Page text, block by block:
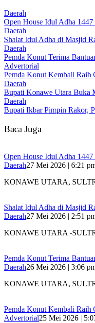
Daerah
Open House Idul Adha 1447
Daerah
Shalat Idul Adha di Masjid
Daerah
Pemda Konut Terima
Advertorial
Pemda Konut Kembali
Daerah
Bupati Konawe Utara Buka
Daerah
Bupati Ikbar Pimpin Rakor,
Baca Juga
Open House Idul Adha 1447
Daerah27 Mei 2026 | 6:21
KONAWE UTARA,
Shalat Idul Adha di Masjid
Daerah27 Mei 2026 | 2:51
KONAWE UTARA -
Pemda Konut Terima
Daerah26 Mei 2026 | 3:06
KONAWE UTARA,
Pemda Konut Kembali
Advertorial25 Mei 2026 |